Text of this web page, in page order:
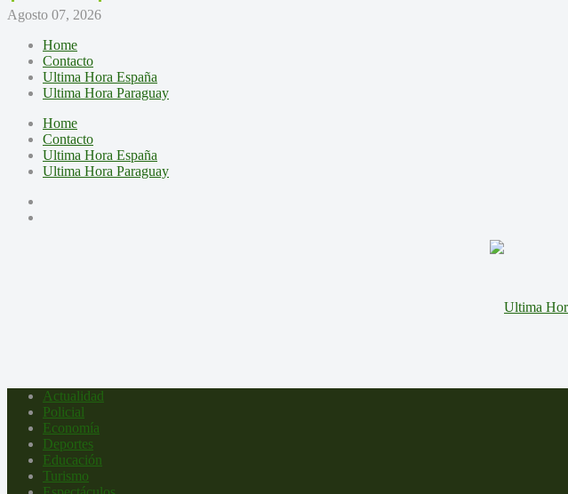
Agosto 07, 2026
Home
Contacto
Ultima Hora España
Ultima Hora Paraguay
Home
Contacto
Ultima Hora España
Ultima Hora Paraguay
Actualidad
Policial
Economía
Deportes
Educación
Turismo